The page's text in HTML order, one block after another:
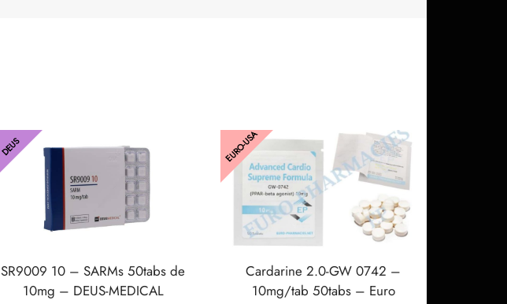
DEUS
SR9009 10 – SARMs 50tabs de
10mg – DEUS-MEDICAL
EURO-USA
Cardarine 2.0-GW 0742 –
10mg/tab 50tabs – Euro